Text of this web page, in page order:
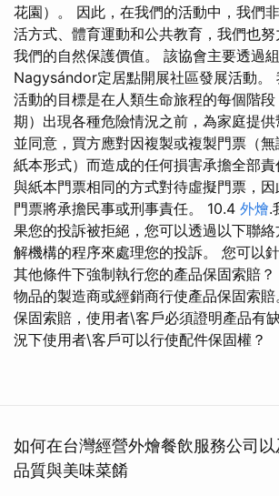
花園）。 因此，在我們的活動中，我們
活方式、體育運動和公共教育，我們也
我們的自然保護價值。 該協會主要透過
Nagysándor定居點開展社區發展活動。
活動的目標是在人類生命旅程的每個階
期）出現各種危險情況之前，為家庭提
並同意，買方應對因複製或複製門票（
紙本形式）而造成的任何損害承擔全部
與紙本門票相同的方式對待虛擬門票，
門票將承擔民事或刑事責任。 10.4 外燴.
果您的投訴被拒絕，您可以透過以下聯
解機構的程序來處理您的投訴。 您可以
其他條件下強制執行您的產品保固索賠
物品的製造商或經銷商行使產品保固索
保固索賠，使用者\客戶必須證明產品有
況下使用者\客戶可以行使配件保固權？
如何在台灣經營外燴餐飲服務公司
品質與美味菜餚